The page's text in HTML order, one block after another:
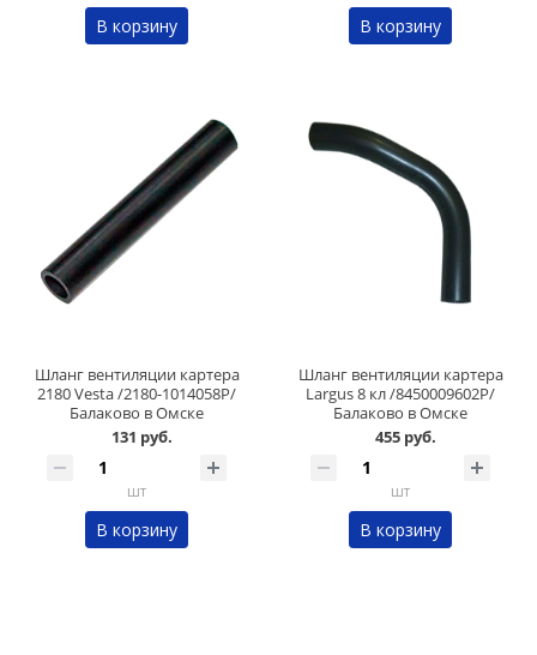
В корзину В корзину
Шланг вентиляции картера
2180 Vesta /2180-1014058Р/
Балаково в Омске
131 руб.
шт
В корзину
Шланг вентиляции картера
Largus 8 кл /8450009602Р/
Балаково в Омске
455 руб.
шт
В корзину